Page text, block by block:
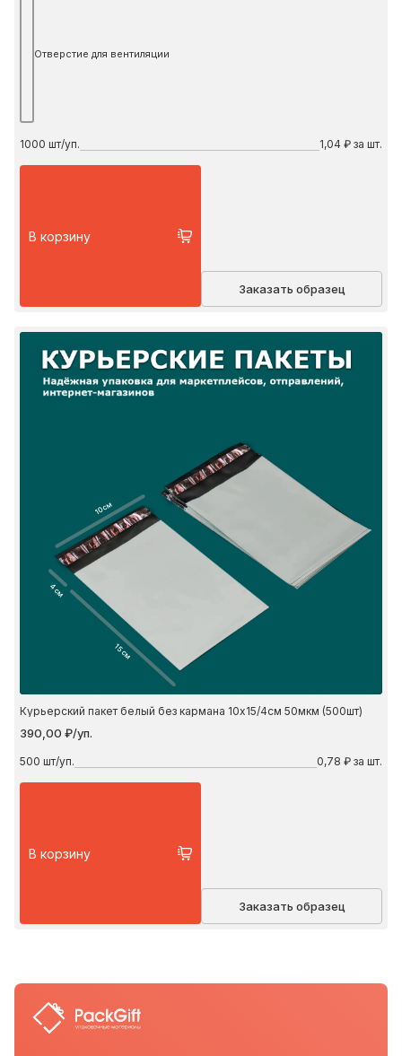
Отверстие для вентиляции
1000 шт/уп. 1,04 ₽ за шт.
В корзину
Заказать образец
10 см
4 см
15 см
Курьерский пакет белый без кармана 10х15/4см 50мкм (500шт)
390,00 ₽/уп.
500 шт/уп. 0,78 ₽ за шт.
В корзину
Заказать образец